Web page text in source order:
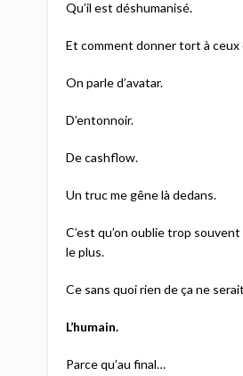
Qu’il est déshumanisé.
Et comment donner tort à ceux
On parle d’avatar.
D’entonnoir.
De cashflow.
Un truc me gêne là dedans.
C’est qu’on oublie trop
le plus.
Ce sans quoi rien de ça ne
L’humain.
Parce qu’au final…